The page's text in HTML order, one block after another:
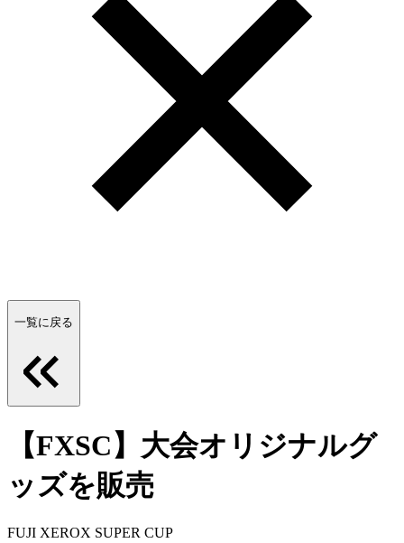
一覧に戻る
【FXSC】大会オリジナルグ
ッズを販売
FUJI XEROX SUPER CUP